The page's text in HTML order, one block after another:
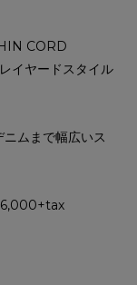
CORD
イヤードスタイル
ムまで幅広いス